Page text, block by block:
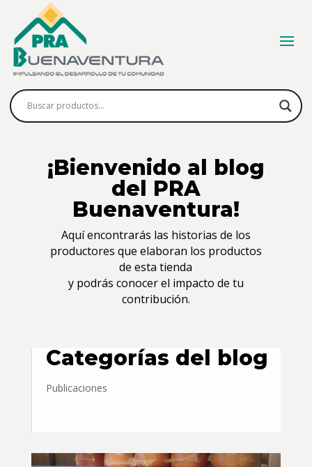
¡Bienvenido al blog
del PRA
Buenaventura!
Aquí encontrarás las historias de los
productores que elaboran los productos
de esta tienda
y podrás conocer el impacto de tu
contribución.
Categorías del blog
Publicaciones